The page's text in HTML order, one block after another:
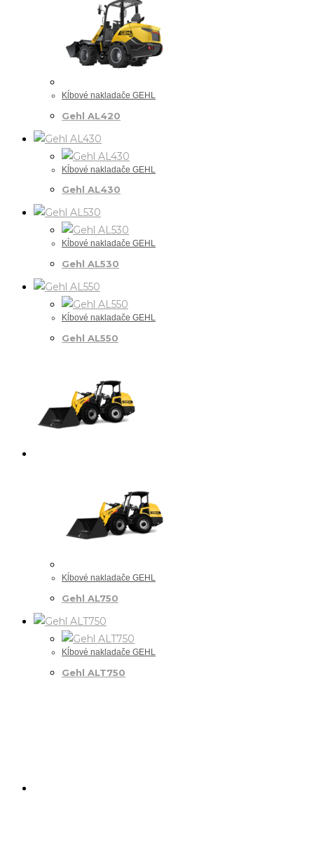
Kĺbové nakladače GEHL
Gehl AL420
Kĺbové nakladače GEHL
Gehl AL430
Kĺbové nakladače GEHL
Gehl AL530
Kĺbové nakladače GEHL
Gehl AL550
Kĺbové nakladače GEHL
Gehl AL750
Kĺbové nakladače GEHL
Gehl ALT750